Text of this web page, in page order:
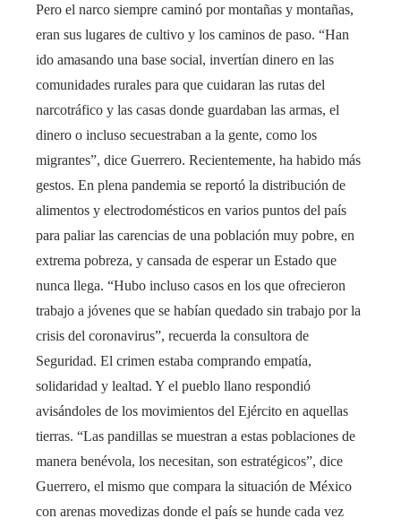
Pero el narco siempre caminó por montañas y montañas,
eran sus lugares de cultivo y los caminos de paso. “Han
ido amasando una base social, invertían dinero en las
comunidades rurales para que cuidaran las rutas del
narcotráfico y las casas donde guardaban las armas, el
dinero o incluso secuestraban a la gente, como los
migrantes”, dice Guerrero. Recientemente, ha habido más
gestos. En plena pandemia se reportó la distribución de
alimentos y electrodomésticos en varios puntos del país
para paliar las carencias de una población muy pobre, en
extrema pobreza, y cansada de esperar un Estado que
nunca llega. “Hubo incluso casos en los que ofrecieron
trabajo a jóvenes que se habían quedado sin trabajo por la
crisis del coronavirus”, recuerda la consultora de
Seguridad. El crimen estaba comprando empatía,
solidaridad y lealtad. Y el pueblo llano respondió
avisándoles de los movimientos del Ejército en aquellas
tierras. “Las pandillas se muestran a estas poblaciones de
manera benévola, los necesitan, son estratégicos”, dice
Guerrero, el mismo que compara la situación de México
con arenas movedizas donde el país se hunde cada vez